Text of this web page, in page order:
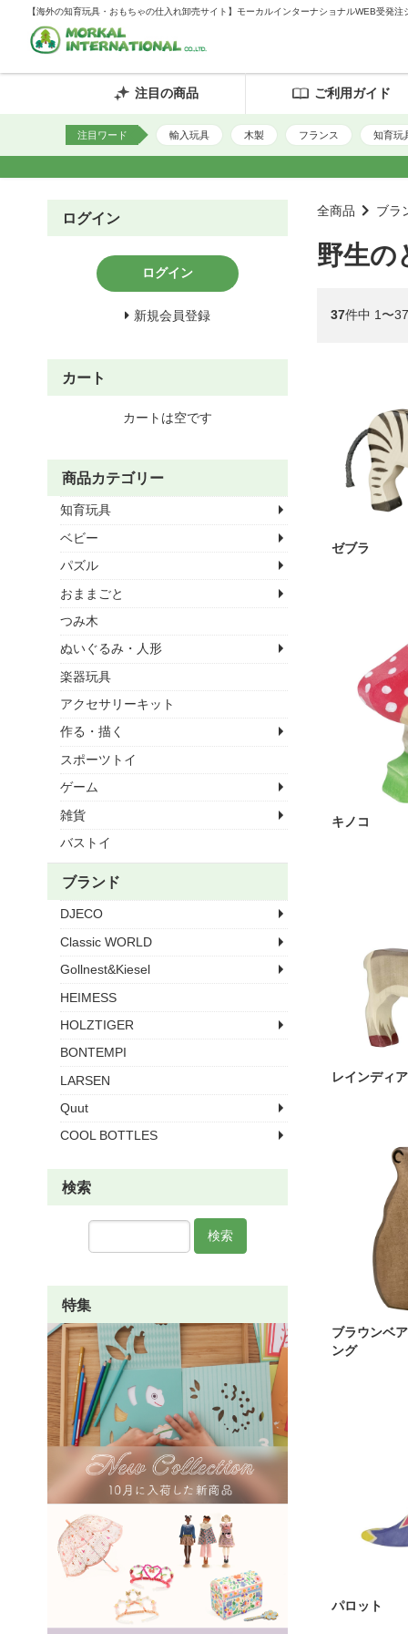
【海外の知育玩具・おもちゃの仕入れ卸売サイト】モーカルインターナショナルWEB受発注
注目の商品 ご利用ガイド
注目ワード 輸入玩具 木製 フランス 知育玩
全商品 ブラ
野生の
37件中 1〜
ゼブラ
キノコ
レインディ
ブラウンベ
ング
パロット
ログイン
ログイン
新規会員登録
カート
カートは空です
商品カテゴリー
知育玩具
ベビー
パズル
おままごと
つみ木
ぬいぐるみ・人形
楽器玩具
アクセサリーキット
作る・描く
スポーツトイ
ゲーム
雑貨
バストイ
ブランド
DJECO
Classic WORLD
Gollnest&Kiesel
HEIMESS
HOLZTIGER
BONTEMPI
LARSEN
Quut
COOL BOTTLES
検索
検索
特集